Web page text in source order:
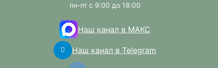
пн-пт с 9:00 до 18:00
Наш канал в МАКС
Наш канал в Telegram